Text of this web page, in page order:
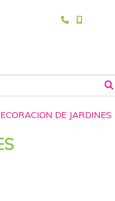
DE JARDINES